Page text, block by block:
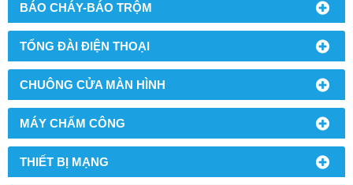
BÁO CHÁY-BÁO TRỘM
TỔNG ĐÀI ĐIỆN THOẠI
CHUÔNG CỬA MÀN HÌNH
MÁY CHẤM CÔNG
THIẾT BỊ MẠNG